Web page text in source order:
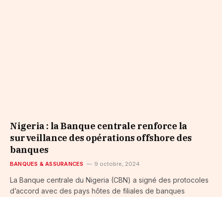
Nigeria : la Banque centrale renforce la
surveillance des opérations offshore des
banques
BANQUES & ASSURANCES 9 octobre, 2024
La Banque centrale du Nigeria (CBN) a signé des protocoles
d’accord avec des pays hôtes de filiales de banques